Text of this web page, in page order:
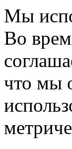
Мы
Во
что мы